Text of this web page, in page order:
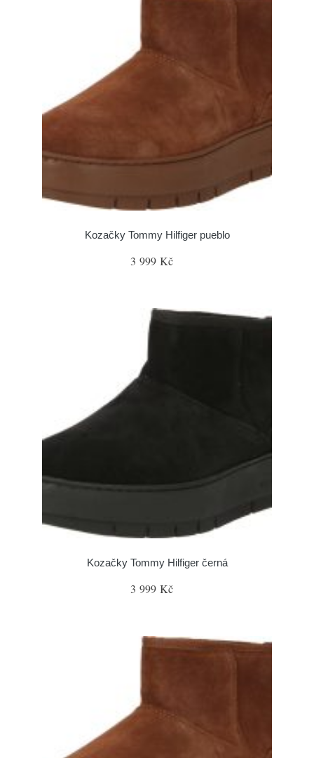
Kozačky Tommy Hilfiger pueblo
3 999 Kč
Kozačky Tommy Hilfiger černá
3 999 Kč